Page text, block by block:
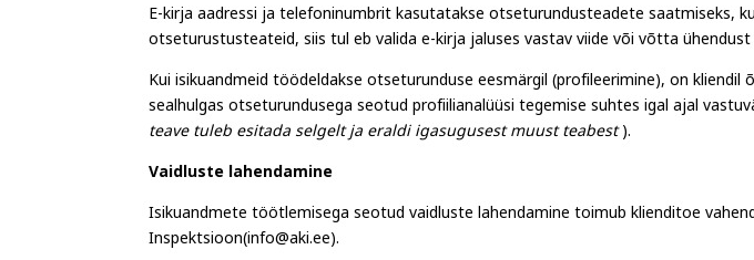
E-kirja aadressi ja telefoninumbrit kasutatakse otseturundusteadete saatmiseks,
otseturustusteateid, siis tul eb valida e-kirjajalusesvastav viide või võtta
Kui isikuandmeid töödeldakse otseturunduse eesmärgil (profileerimine), on
sealhulgas otseturundusega seotud profiilianalüüsi tegemise suhtes igal ajal
teave tuleb esitada selgelt ja eraldi igasugusest muust teabest).
Vaidluste lahendamine
Isikuandmete töötlemisega seotud vaidluste lahendamine toimub klienditoe
Inspektsioon(info@aki.ee).